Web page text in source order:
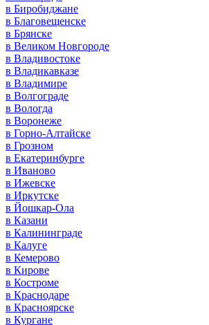
в Биробиджане
в Благовещенске
в Брянске
в Великом Новгороде
в Владивостоке
в Владикавказе
в Владимире
в Волгограде
в Вологда
в Воронеже
в Горно-Алтайске
в Грозном
в Екатеринбурге
в Иваново
в Ижевске
в Иркутске
в Йошкар-Ола
в Казани
в Калининграде
в Калуге
в Кемерово
в Кирове
в Костроме
в Краснодаре
в Красноярске
в Кургане